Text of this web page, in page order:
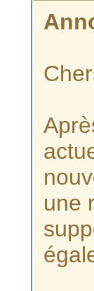
une